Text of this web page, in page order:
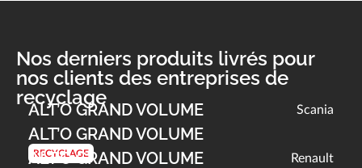
Nos derniers produits livrés pour
nos clients des entreprises de
recyclage
RECYCLAGE
ALT’O GRAND VOLUME Scania
ALT’O GRAND VOLUME
ALT’O GRAND VOLUME Renault